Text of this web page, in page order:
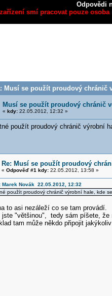
Odpovědi
smí pracovat pouze
Musí se použít proudový chránič
Musí se použít proudový chránič
« kdy:22.05.2012, 12:32 »
použít proudový chránič výrobní
Re: Musí se použít proudový
« Odpověď #1 kdy:22.05.2012, 13:58 »
Marek Novák 22.05.2012, 12:32
použít proudový chránič výrobní hale, kde
to asi nezáleží co se tam provádí.
jste "většinou", tedy sám píšete, že
tam může někdo připojit